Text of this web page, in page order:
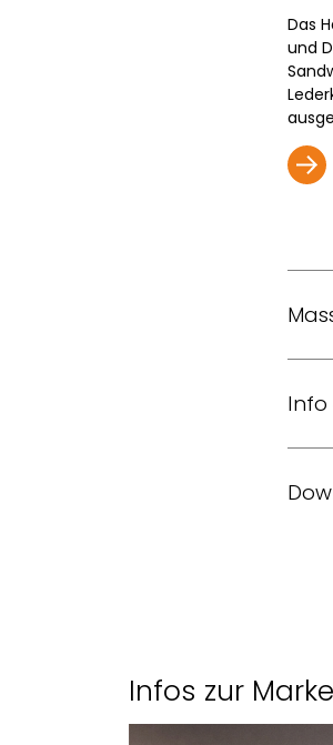
Das
und
Info
Infos zur Marke